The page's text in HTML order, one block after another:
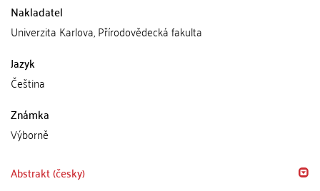
Nakladatel
Univerzita Karlova, Přírodovědecká fakulta
Jazyk
Čeština
Známka
Výborně
Abstrakt (česky)